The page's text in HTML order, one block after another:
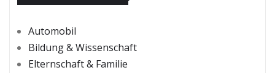
Automobil
Bildung & Wissenschaft
Elternschaft & Familie